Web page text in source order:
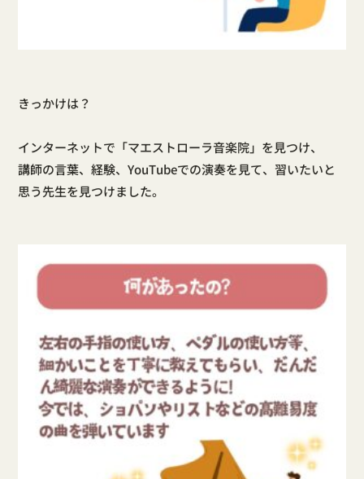
きっかけは？
インターネットで「マエストローラ音楽院」を見つけ、
講師の言葉、経験、YouTubeでの演奏を見て、習いたいと
思う先生を見つけました。